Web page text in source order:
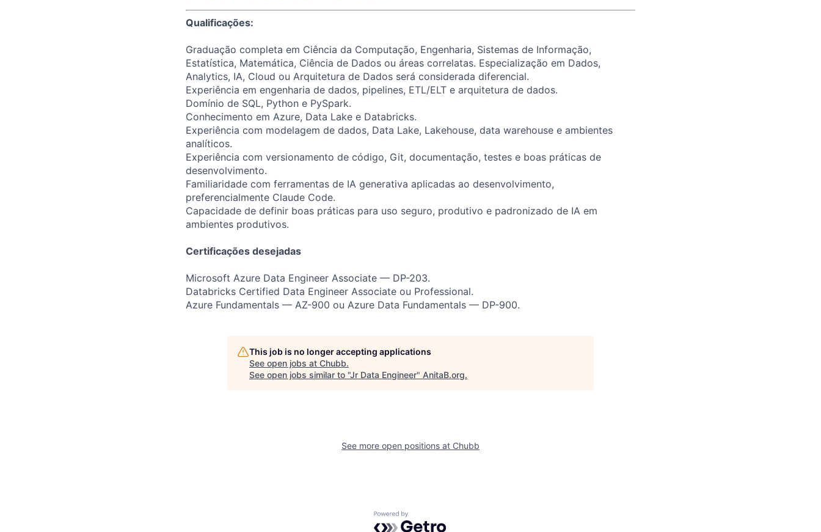
Qualificações:
Graduação completa em Ciência da Computação, Engenharia, Sistemas de Informação,
Estatística, Matemática, Ciência de Dados ou áreas correlatas. Especialização em Dados,
Analytics, IA, Cloud ou Arquitetura de Dados será considerada diferencial.
Experiência em engenharia de dados, pipelines, ETL/ELT e arquitetura de dados.
Domínio de SQL, Python e PySpark.
Conhecimento em Azure, Data Lake e Databricks.
Experiência com modelagem de dados, Data Lake, Lakehouse, data warehouse e ambientes
analíticos.
Experiência com versionamento de código, Git, documentação, testes e boas práticas de
desenvolvimento.
Familiaridade com ferramentas de IA generativa aplicadas ao desenvolvimento,
preferencialmente Claude Code.
Capacidade de definir boas práticas para uso seguro, produtivo e padronizado de IA em
ambientes produtivos.
Certificações desejadas
Microsoft Azure Data Engineer Associate — DP-203.
Databricks Certified Data Engineer Associate ou Professional.
Azure Fundamentals — AZ-900 ou Azure Data Fundamentals — DP-900.
This job is no longer accepting applications
See open jobs at Chubb.
See open jobs similar to "Jr Data Engineer" AnitaB.org.
See more open positions at Chubb
Powered by Getro.com